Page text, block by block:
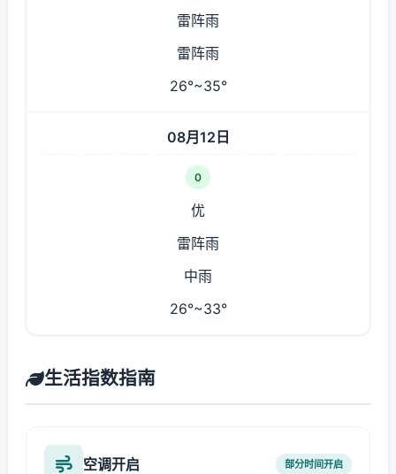
雷阵雨
雷阵雨
26°~35°
08月12日
0
优
雷阵雨
中雨
26°~33°
生活指数指南
空调开启 部分时间开启